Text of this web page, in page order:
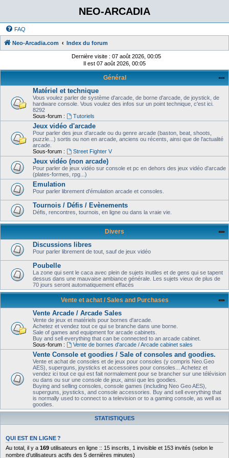
NEO-ARCADIA
FAQ
Neo-Arcadia.com Index du forum
Dernière visite : 07 août 2026, 00:05
Il est 07 août 2026, 00:05
Général
Matériel et technique
Vous voulez parler de système d'arcade, de borne d'arcade, de joystick, de
hardware console. Vous voulez des infos sur un point technique, c'est ici.
8292
Sous-forum :
Tutoriels
Jeux vidéo d'arcade
Pour parler des jeux d'arcade ou du genre arcade (baston, beat, shoots,
puzzle...) sortis ou non en arcade, anciens ou récents, ainsi que de l'actualité
arcade.
Sous-forum :
Street Fighter V
Jeux vidéo (non arcade)
Pour parler de jeux vidéo sur console et pc en dehors des jeux vidéo d'arcade
(plates-formes, rpg...)
Emulation
Pour parler librement d'émulation arcade et consoles.
Tournois / Défis / Evènements
Défis, rencontres, tournois, en ligne ou dans la vraie vie.
Divers
Discussions libres
Pour parler librement de tout, sauf de jeux vidéo
Poubelle
La zone qui sent le caca avec plein de sujets inutiles et de gens qui se tapent
dessus dans une mauvaise ambiance générale. Les sujets vieux de plus de
70 jours seront automatiquement effacés
Vente et achat / Sales and Purchases
Vente Arcade / Arcade Sales
Vente de jeux et matériels pour bornes d'arcade.
Achetez et vendez tout ce qui se branche dans une borne.
Sale of games and equipment for arcade cabinets.
Buy and sell everything that can be connected to an arcade cabinet.
Sous-forum :
Vente de bornes d'arcade / Arcade cabinet sales
Vente Console et goodies / Sale of consoles and goodies.
Vente et achat de consoles et de jeux pour consoles (y compris Neo.Geo
AES), superguns, joysticks et accessoires pour consoles... Achetez et
vendez ici tout ce qui est fait normalement pour se brancher sur une télévision
ou dans ou sur une console de jeux, ainsi que les goodies.
Buying and selling consoles, console games (including Neo Geo AES),
superguns, joysticks, and console accessories. Buy and sell everything that
is normally used to connect to a television or to a gaming console, as well as
goodies.
STATISTIQUES
QUI EST EN LIGNE ?
Au total, il y a 169 utilisateurs en ligne :: 15 inscrits, 1 invisible et 153 invités (selon le
nombre d’utilisateurs actifs des 5 dernières minutes)